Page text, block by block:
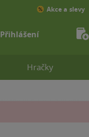
Hračky
Akce a slevy
Přihlášení